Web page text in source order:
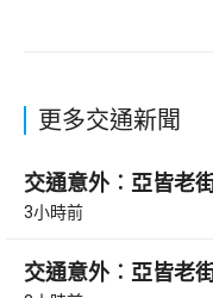
更多交通新聞
交通意外︰亞皆老
3小時前
交通意外︰亞皆老